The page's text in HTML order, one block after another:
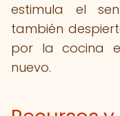
estimula el
también
por la cocina
nuevo.